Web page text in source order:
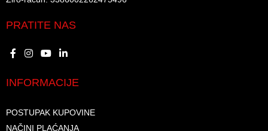
PRATITE NAS
INFORMACIJE
POSTUPAK KUPOVINE
NAČINI PLAĆANJA